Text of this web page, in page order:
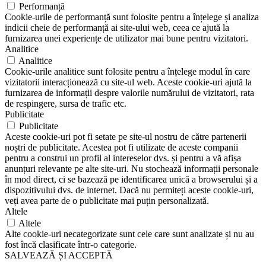
Performanță
Cookie-urile de performanță sunt folosite pentru a înțelege și analiza
indicii cheie de performanță ai site-ului web, ceea ce ajută la
furnizarea unei experiențe de utilizator mai bune pentru vizitatori.
Analitice
Analitice
Cookie-urile analitice sunt folosite pentru a înțelege modul în care
vizitatorii interacționează cu site-ul web. Aceste cookie-uri ajută la
furnizarea de informații despre valorile numărului de vizitatori, rata
de respingere, sursa de trafic etc.
Publicitate
Publicitate
Aceste cookie-uri pot fi setate pe site-ul nostru de către partenerii
noștri de publicitate. Acestea pot fi utilizate de aceste companii
pentru a construi un profil al intereselor dvs. și pentru a vă afișa
anunțuri relevante pe alte site-uri. Nu stochează informații personale
în mod direct, ci se bazează pe identificarea unică a browserului și a
dispozitivului dvs. de internet. Dacă nu permiteți aceste cookie-uri,
veți avea parte de o publicitate mai puțin personalizată.
Altele
Altele
Alte cookie-uri necategorizate sunt cele care sunt analizate și nu au
fost încă clasificate într-o categorie.
SALVEAZĂ ȘI ACCEPTĂ